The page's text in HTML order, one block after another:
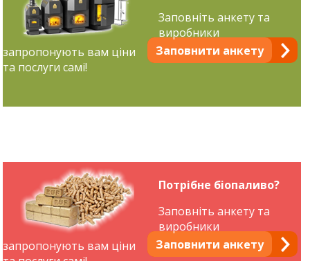
Заповнити анкету
Заповніть анкету та
виробники
запропонують вам ціни
та послуги самі!
Потрібне біопаливо?
Заповнити анкету
Заповніть анкету та
виробники
запропонують вам ціни